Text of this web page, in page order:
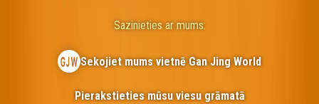
Sazinieties ar mums:
Sekojiet mums vietnē Gan Jing World
Pierakstieties mūsu viesu grāmatā